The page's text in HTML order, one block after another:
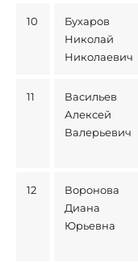
10
Бухаров
Николай
Николаевич
11
Васильев
Алексей
Валерьевич
12
Воронова
Диана
Юрьевна